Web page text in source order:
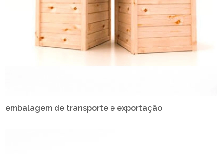
embalagem de transporte e exportação